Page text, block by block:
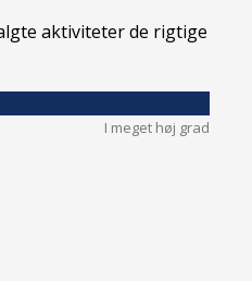
aktiviteter de rigtige
I meget høj grad